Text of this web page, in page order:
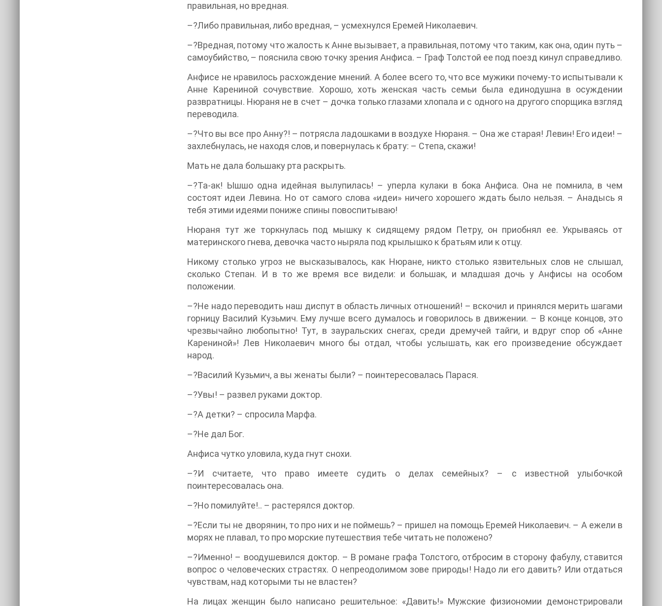
правильная, но вредная.
–?Либо правильная, либо вредная, – усмехнулся Еремей Николаевич.
–?Вредная, потому что жалость к Анне вызывает, а правильная, потому что таким, как она, один путь –
самоубийство, – пояснила свою точку зрения Анфиса. – Граф Толстой ее под поезд кинул справедливо.
Анфисе не нравилось расхождение мнений. А более всего то, что все мужики почему-то испытывали к
Анне Карениной сочувствие. Хорошо, хоть женская часть семьи была единодушна в осуждении
развратницы. Нюраня не в счет – дочка только глазами хлопала и с одного на другого спорщика взгляд
переводила.
–?Что вы все про Анну?! – потрясла ладошками в воздухе Нюраня. – Она же старая! Левин! Его идеи! –
захлебнулась, не находя слов, и повернулась к брату: – Степа, скажи!
Мать не дала большаку рта раскрыть.
–?Та-ак! Ышшо одна идейная вылупилась! – уперла кулаки в бока Анфиса. Она не помнила, в чем
состоят идеи Левина. Но от самого слова «идеи» ничего хорошего ждать было нельзя. – Анадысь я
тебя этими идеями пониже спины повоспитываю!
Нюраня тут же торкнулась под мышку к сидящему рядом Петру, он приобнял ее. Укрываясь от
материнского гнева, девочка часто ныряла под крылышко к братьям или к отцу.
Никому столько угроз не высказывалось, как Нюране, никто столько язвительных слов не слышал,
сколько Степан. И в то же время все видели: и большак, и младшая дочь у Анфисы на особом
положении.
–?Не надо переводить наш диспут в область личных отношений! – вскочил и принялся мерить шагами
горницу Василий Кузьмич. Ему лучше всего думалось и говорилось в движении. – В конце концов, это
чрезвычайно любопытно! Тут, в зауральских снегах, среди дремучей тайги, и вдруг спор об «Анне
Карениной»! Лев Николаевич много бы отдал, чтобы услышать, как его произведение обсуждает
народ.
–?Василий Кузьмич, а вы женаты были? – поинтересовалась Парася.
–?Увы! – развел руками доктор.
–?А детки? – спросила Марфа.
–?Не дал Бог.
Анфиса чутко уловила, куда гнут снохи.
–?И считаете, что право имеете судить о делах семейных? – с известной улыбочкой
поинтересовалась она.
–?Но помилуйте!.. – растерялся доктор.
–?Если ты не дворянин, то про них и не поймешь? – пришел на помощь Еремей Николаевич. – А ежели в
морях не плавал, то про морские путешествия тебе читать не положено?
–?Именно! – воодушевился доктор. – В романе графа Толстого, отбросим в сторону фабулу, ставится
вопрос о человеческих страстях. О непреодолимом зове природы! Надо ли его давить? Или отдаться
чувствам, над которыми ты не властен?
На лицах женщин было написано решительное: «Давить!» Мужские физиономии демонстрировали